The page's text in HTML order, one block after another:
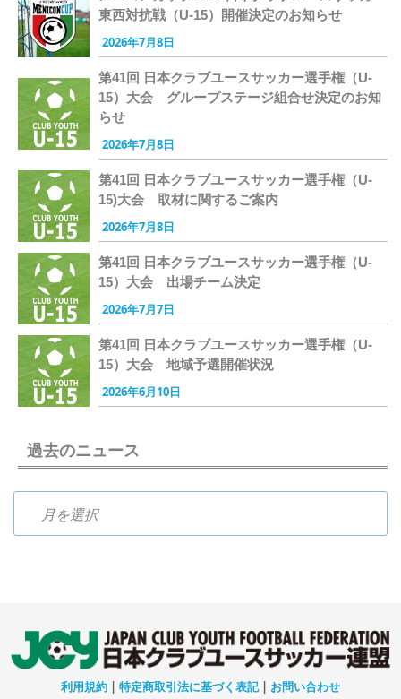
東西対抗戦（U-15）開催決定のお知らせ
2026年7月8日
第41回 日本クラブユースサッカー選手権（U-
15）大会 グループステージ組合せ決定のお知
らせ
2026年7月8日
第41回 日本クラブユースサッカー選手権（U-
15)大会 取材に関するご案内
2026年7月8日
第41回 日本クラブユースサッカー選手権（U-
15）大会 出場チーム決定
2026年7月7日
第41回 日本クラブユースサッカー選手権（U-
15）大会 地域予選開催状況
2026年6月10日
過去のニュース
過去のニュース
利用規約 | 特定商取引法に基づく表記| お問い合わせ